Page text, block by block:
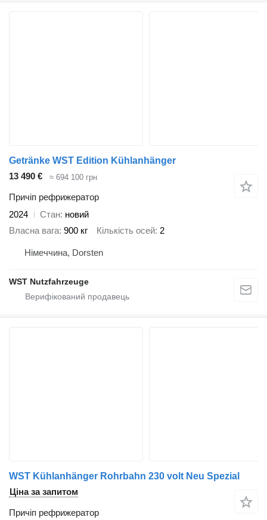
Getränke WST Edition Kühlanhänger
13 490 €
≈ 694 100 грн
Причіп рефрижератор
2024
Стан новий
Власна вага 900 кг Кількість осей 2
Німеччина, Dorsten
WST Nutzfahrzeuge
WST Kühlanhänger Rohrbahn 230 volt Neu Spezial
Ціна за запитом
Причіп рефрижератор